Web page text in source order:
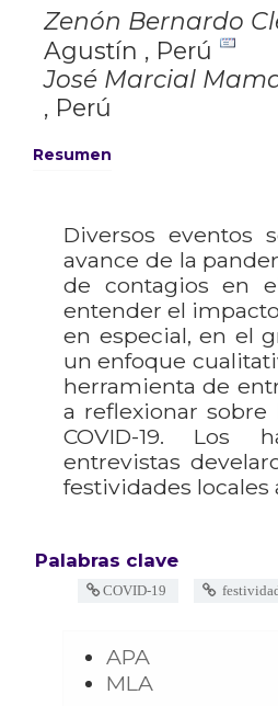
Zenón Bernardo
Agustín , Perú
José Marcial
, Perú
Resumen
Diversos eventos
avance de la
de contagios en
entender el
en especial, en el
un enfoque
herramienta de
a reflexionar sobre
COVID-19. Los
entrevistas
festividades locales
Palabras clave
COVID-19
APA
MLA